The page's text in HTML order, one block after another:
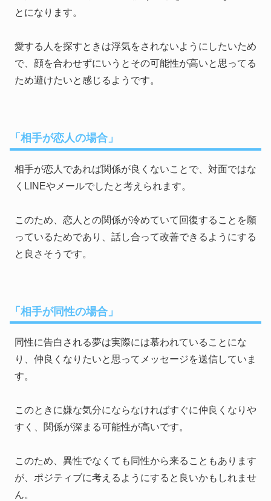
とになります。
愛する人を探すときは浮気をされないようにしたいため
で、顔を合わせずにいうとその可能性が高いと思ってる
ため避けたいと感じるようです。
「相手が恋人の場合」
相手が恋人であれば関係が良くないことで、対面ではな
くLINEやメールでしたと考えられます。
このため、恋人との関係が冷めていて回復することを願
っているためであり、話し合って改善できるようにする
と良さそうです。
「相手が同性の場合」
同性に告白される夢は実際には慕われていることにな
り、仲良くなりたいと思ってメッセージを送信していま
す。
このときに嫌な気分にならなければすぐに仲良くなりや
すく、関係が深まる可能性が高いです。
このため、異性でなくても同性から来ることもあります
が、ポジティブに考えるようにすると良いかもしれませ
ん。